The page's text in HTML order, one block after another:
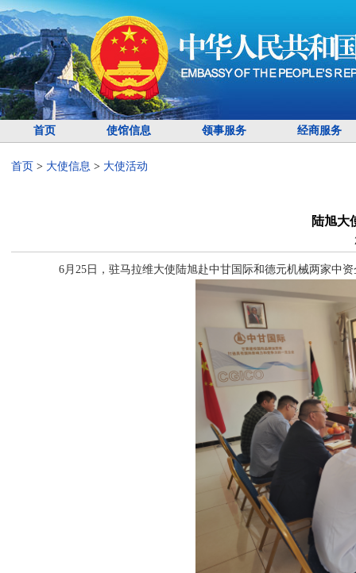
首页 使馆信息 领事服务 经商服务
首页 > 大使信息 > 大使活动
陆旭大
6月25日，驻马拉维大使陆旭赴中甘国际和德元机械两家中